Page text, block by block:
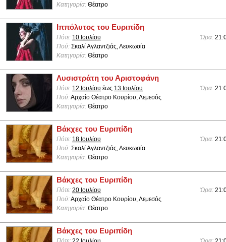
Κατηγορία: Θέατρο
Ιππόλυτος του Ευριπίδη
Πότε: 10 Ιουλίου Ώρα:
Πού: Σκαλί Αγλαντζιάς, Λευκωσία
Κατηγορία: Θέατρο
Λυσιστράτη του Αριστοφάνη
Πότε: 12 Ιουλίου έως 13 Ιουλίου Ώρα:
Πού:Αρχαίο Θέατρο Κουρίου, Λεμεσός
Κατηγορία: Θέατρο
Βάκχες του Ευριπίδη
Πότε: 18 Ιουλίου Ώρα:
Πού: Σκαλί Αγλαντζιάς, Λευκωσία
Κατηγορία: Θέατρο
Βάκχες του Ευριπίδη
Πότε: 20 Ιουλίου Ώρα:
Πού:Αρχαίο Θέατρο Κουρίου, Λεμεσός
Κατηγορία: Θέατρο
Βάκχες του Ευριπίδη